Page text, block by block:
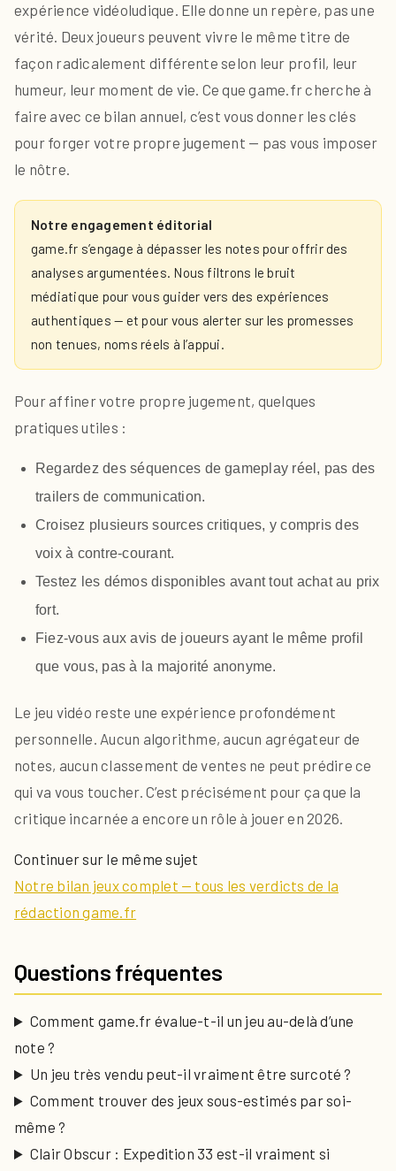
expérience vidéoludique. Elle donne un repère, pas une
vérité. Deux joueurs peuvent vivre le même titre de
façon radicalement différente selon leur profil, leur
humeur, leur moment de vie. Ce que game.fr cherche à
faire avec ce bilan annuel, c’est vous donner les clés
pour forger votre propre jugement — pas vous imposer
le nôtre.
Notre engagement éditorial
game.fr s’engage à dépasser les notes pour offrir des
analyses argumentées. Nous filtrons le bruit
médiatique pour vous guider vers des expériences
authentiques — et pour vous alerter sur les promesses
non tenues, noms réels à l’appui.
Pour affiner votre propre jugement, quelques
pratiques utiles :
Regardez des séquences de gameplay réel, pas des
trailers de communication.
Croisez plusieurs sources critiques, y compris des
voix à contre-courant.
Testez les démos disponibles avant tout achat au prix
fort.
Fiez-vous aux avis de joueurs ayant le même profil
que vous, pas à la majorité anonyme.
Le jeu vidéo reste une expérience profondément
personnelle. Aucun algorithme, aucun agrégateur de
notes, aucun classement de ventes ne peut prédire ce
qui va vous toucher. C’est précisément pour ça que la
critique incarnée a encore un rôle à jouer en 2026.
Continuer sur le même sujet
Notre bilan jeux complet — tous les verdicts de la
rédaction game.fr
Questions fréquentes
Comment game.fr évalue-t-il un jeu au-delà d’une
note ?
Un jeu très vendu peut-il vraiment être surcoté ?
Comment trouver des jeux sous-estimés par soi-
même ?
Clair Obscur : Expedition 33 est-il vraiment si